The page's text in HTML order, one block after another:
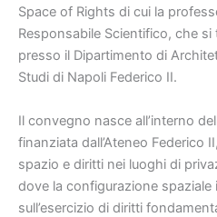
Space of Rights di cui la
Responsabile Scientifico, che
presso il Dipartimento di
Studi di Napoli Federico II.
Il convegno nasce all’interno
finanziata dall’Ateneo Federico
spazio e diritti nei luoghi di
dove la configurazione
sull’esercizio di diritti